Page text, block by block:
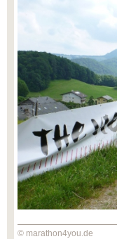
© marathon4you.de